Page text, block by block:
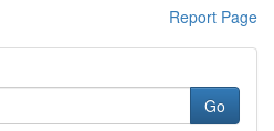
Report Page
Go